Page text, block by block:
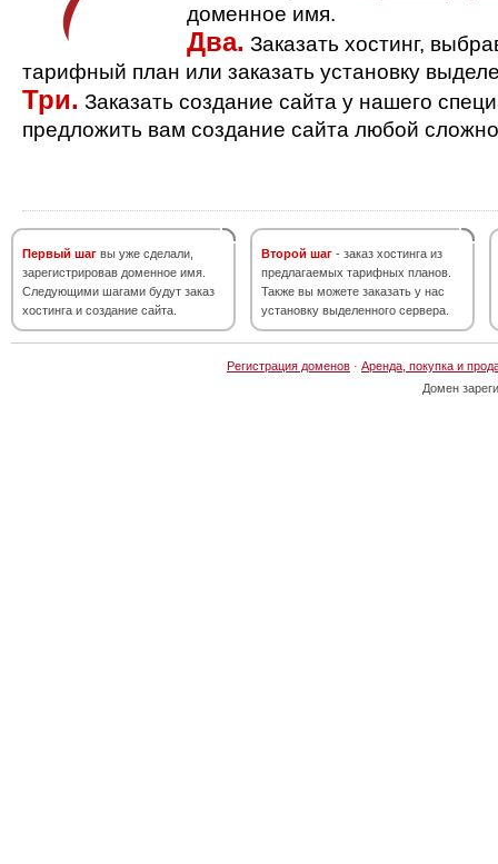
доменное имя.
Два. Заказать хостинг,
тарифный план или заказать установку
Три. Заказать создание сайта у нашего
предложить вам создание сайта любой
Первый шаг вы уже сделали,
зарегистрировав доменное имя.
Следующими шагами будут заказ
хостинга и создание сайта.
Второй шаг - заказ хостинга из
предлагаемых тарифных планов.
Также вы можете заказать у нас
установку выделенного сервера.
Регистрация доменов · Аренда, покупка и
Домен